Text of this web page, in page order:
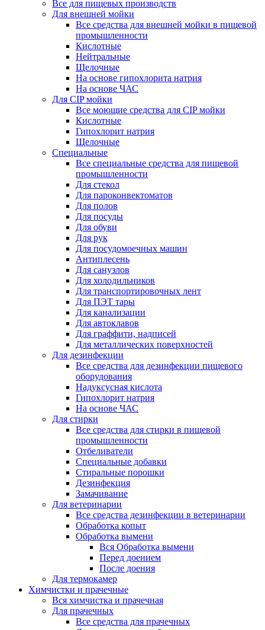
Все для пищевых производств
Для внешней мойки
Все средства для внешней мойки в пищевой
промышленности
Кислотные
Нейтральные
Щелочные
На основе гипохлорита натрия
На основе ЧАС
Для CIP мойки
Все моющие средства для CIP мойки
Кислотные
Гипохлорит натрия
Щелочные
Специальные
Все специальные средства для пищевой
промышленности
Для стекол
Для пароконвектоматов
Для полов
Для посуды
Для обуви
Для рук
Для посудомоечных машин
Антиплесень
Для санузлов
Для холодильников
Для транспортировочных лент
Для ПЭТ тары
Для канализации
Для автоклавов
Для граффити, надписей
Для металлических поверхностей
Для дезинфекции
Все средства для дезинфекции пищевого
оборудования
Надуксусная кислота
Гипохлорит натрия
На основе ЧАС
Для стирки
Все средства для стирки в пищевой
промышленности
Отбеливатели
Специальные добавки
Стиральные порошки
Дезинфекция
Замачивание
Для ветеринарии
Все средства дезинфекции в ветеринарии
Обработка копыт
Обработка вымени
Вся Обработка вымени
Перед доением
После доения
Для термокамер
Химчистки и прачечные
Вся химчистка и прачечная
Для прачечных
Все средства для прачечных